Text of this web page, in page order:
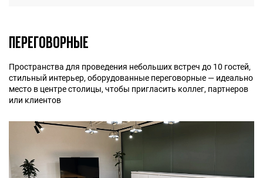
ПЕРЕГОВОРНЫЕ
Пространства для проведения небольших встреч до 10 гостей,
стильный интерьер, оборудованные переговорные — идеально
место в центре столицы, чтобы пригласить коллег, партнеров
или клиентов